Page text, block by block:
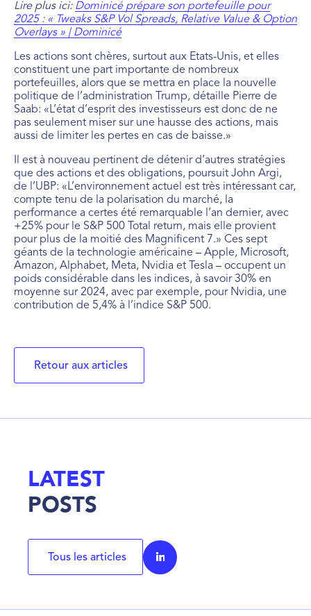
Lire plus ici: Dominicé prépare son portefeuille pour
2025 : « Tweaks S&P Vol Spreads, Relative Value & Option
Overlays » | Dominicé
Les actions sont chères, surtout aux Etats-Unis, et elles
constituent une part importante de nombreux
portefeuilles, alors que se mettra en place la nouvelle
politique de l’administration Trump, détaille Pierre de
Saab: «L’état d’esprit des investisseurs est donc de ne
pas seulement miser sur une hausse des actions, mais
aussi de limiter les pertes en cas de baisse.»
Il est à nouveau pertinent de détenir d’autres stratégies
que des actions et des obligations, poursuit John Argi,
de l’UBP: «L’environnement actuel est très intéressant car,
compte tenu de la polarisation du marché, la
performance a certes été remarquable l’an dernier, avec
+25% pour le S&P 500 Total return, mais elle provient
pour plus de la moitié des Magnificent 7.» Ces sept
géants de la technologie américaine – Apple, Microsoft,
Amazon, Alphabet, Meta, Nvidia et Tesla – occupent un
poids considérable dans les indices, à savoir 30% en
moyenne sur 2024, avec par exemple, pour Nvidia, une
contribution de 5,4% à l’indice S&P 500.
Retour aux articles
LATEST
POSTS
Tous les articles